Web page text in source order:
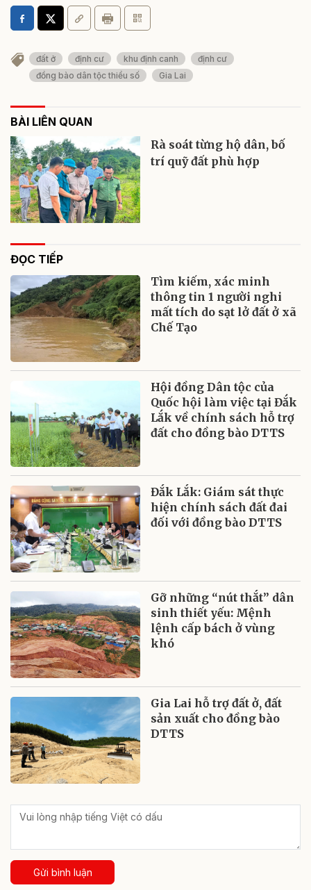
đất ở định cư khu định canh
định cư
đồng bào dân tộc thiểu số
Gia Lai
BÀI LIÊN QUAN
Rà soát từng hộ dân, bố
trí quỹ đất phù hợp
ĐỌC TIẾP
Tìm kiếm, xác minh
thông tin 1 người nghi
mất tích do sạt lở đất ở xã
Chế Tạo
Hội đồng Dân tộc của
Quốc hội làm việc tại Đắk
Lắk về chính sách hỗ trợ
đất cho đồng bào DTTS
Đắk Lắk: Giám sát thực
hiện chính sách đất đai
đối với đồng bào DTTS
Gỡ những “nút thắt” dân
sinh thiết yếu: Mệnh
lệnh cấp bách ở vùng
khó
Gia Lai hỗ trợ đất ở, đất
sản xuất cho đồng bào
DTTS
Gửi bình luận